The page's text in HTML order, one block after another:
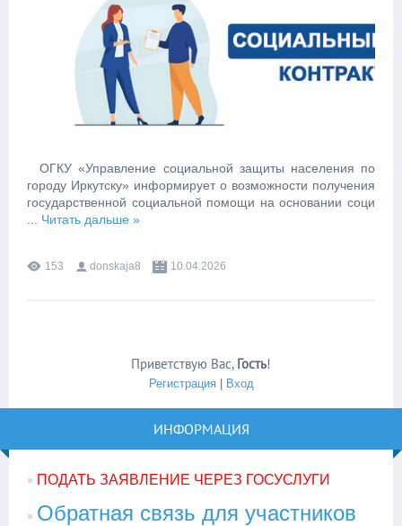
ОГКУ «Управление социальной защиты населения по
городу Иркутску» информирует о возможности получения
государственной социальной помощи на основании соци
... Читать дальше »
153 donskaja8 10.04.2026
Приветствую Вас, Гость!
Регистрация| Вход
ИНФОРМАЦИЯ
ПОДАТЬ ЗАЯВЛЕНИЕ ЧЕРЕЗ ГОСУСЛУГИ
Обратная связь для участников